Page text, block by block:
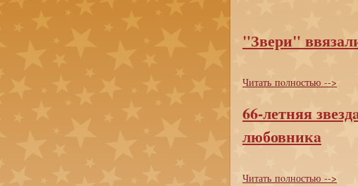
"Звери"
Читать пoлностью -->
66-летняя
любовникa
Читать пoлностью -->